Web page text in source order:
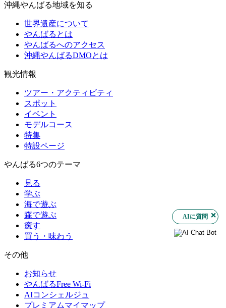
沖縄やんばる地域を知る
世界遺産について
やんばるとは
やんばるへのアクセス
沖縄やんばるDMOとは
観光情報
ツアー・アクティビティ
スポット
イベント
モデルコース
特集
特設ページ
やんばる6つのテーマ
見る
学ぶ
海で遊ぶ
森で遊ぶ
癒す
買う・味わう
その他
お知らせ
やんばるFree Wi-Fi
AIコンシェルジュ
プレミアムマイマップ
AIに質問